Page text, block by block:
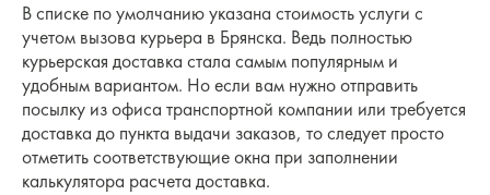
В списке по умолчанию указана стоимость услуги с
учетом вызова курьера в Брянска. Ведь полностью
курьерская доставка стала самым популярным и
удобным вариантом. Но если вам нужно отправить
посылку из офиса транспортной компании или требуется
доставка до пункта выдачи заказов, то следует просто
отметить соответствующие окна при заполнении
калькулятора расчета доставка.